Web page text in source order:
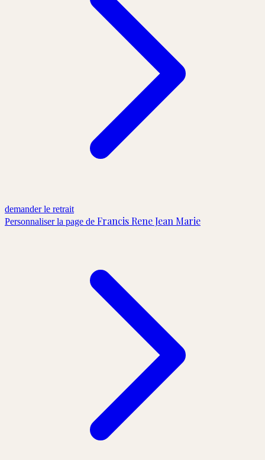
demander le retrait
Personnaliser la page de Francis Rene Jean Marie